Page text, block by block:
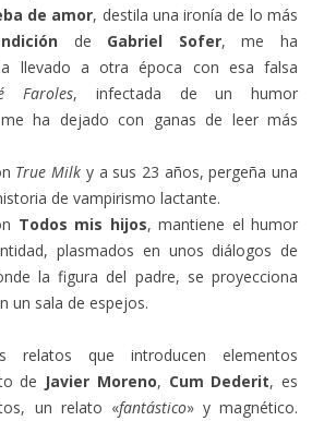
de amor, destila una ironía de lo más
de Gabriel Sofer, me ha
llevado a otra época con esa falsa
Faroles, infectada de un humor
me ha dejado con ganas de leer más
True Milk y a sus 23 años, pergeña una
de vampirismo lactante.
Todos mis hijos, mantiene el humor
plasmados en unos diálogos de
la figura del padre, se proyecciona
un sala de espejos.
que introducen elementos
de Javier Moreno, Cum Dederit, es
un relato «fantástico» y magnético.